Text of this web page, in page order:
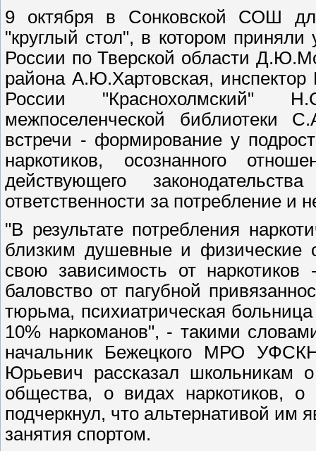
9 октября в Сонковской СОШ
"круглый стол", в котором
России по Тверской области
района А.Ю.Хартовская,
России "Краснохолмский"
межпоселенческой библиотеки
встречи - формирование у
наркотиков, осознанного
действующего
ответственности за потребление и
"В результате потребления
близким душевные и физические
свою зависимость от наркотиков
баловство от пагубной
тюрьма, психиатрическая
10% наркоманов", - такими
начальник Бежецкого МРО
Юрьевич рассказал школьникам
общества, о видах наркотиков,
подчеркнул, что альтернативой им
занятия спортом.